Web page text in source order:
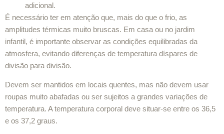
adicional.
É necessário ter em atenção que, mais do que o frio, as
amplitudes térmicas muito bruscas. Em casa ou no jardim
infantil, é importante observar as condições equilibradas da
atmosfera, evitando diferenças de temperatura díspares de
divisão para divisão.
Devem ser mantidos em locais quentes, mas não devem usar
roupas muito abafadas ou ser sujeitos a grandes variações de
temperatura. A temperatura corporal deve situar-se entre os 36,5
e os 37,2 graus.